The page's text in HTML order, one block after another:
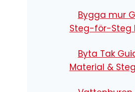
Bygga mur
Steg-för-Steg
Byta Tak
Material &